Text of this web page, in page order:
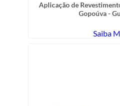
Aplicação de
Gopoúva -
Saiba